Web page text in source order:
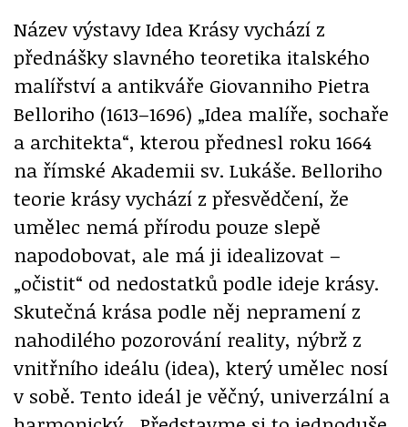
Název výstavy Idea Krásy vychází z
přednášky slavného teoretika italského
malířství a antikváře Giovanniho Pietra
Belloriho (1613–1696) „Idea malíře, sochaře
a architekta“, kterou přednesl roku 1664
na římské Akademii sv. Lukáše. Belloriho
teorie krásy vychází z přesvědčení, že
umělec nemá přírodu pouze slepě
napodobovat, ale má ji idealizovat –
„očistit“ od nedostatků podle ideje krásy.
Skutečná krása podle něj nepramení z
nahodilého pozorování reality, nýbrž z
vnitřního ideálu (idea), který umělec nosí
v sobě. Tento ideál je věčný, univerzální a